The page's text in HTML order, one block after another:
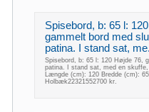
Spisebord, b: 65 l:
gammelt bord med
patina. I stand sat,
Spisebord, b: 65 l: 120 Højde 76,
patina. I stand sat, med en
Længde (cm): 120 Bredde (cm):
Holbæk22321552700 kr.